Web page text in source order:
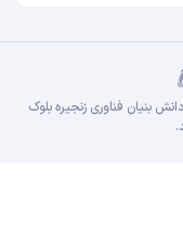
بنیان فناوری زنجیره بلوک